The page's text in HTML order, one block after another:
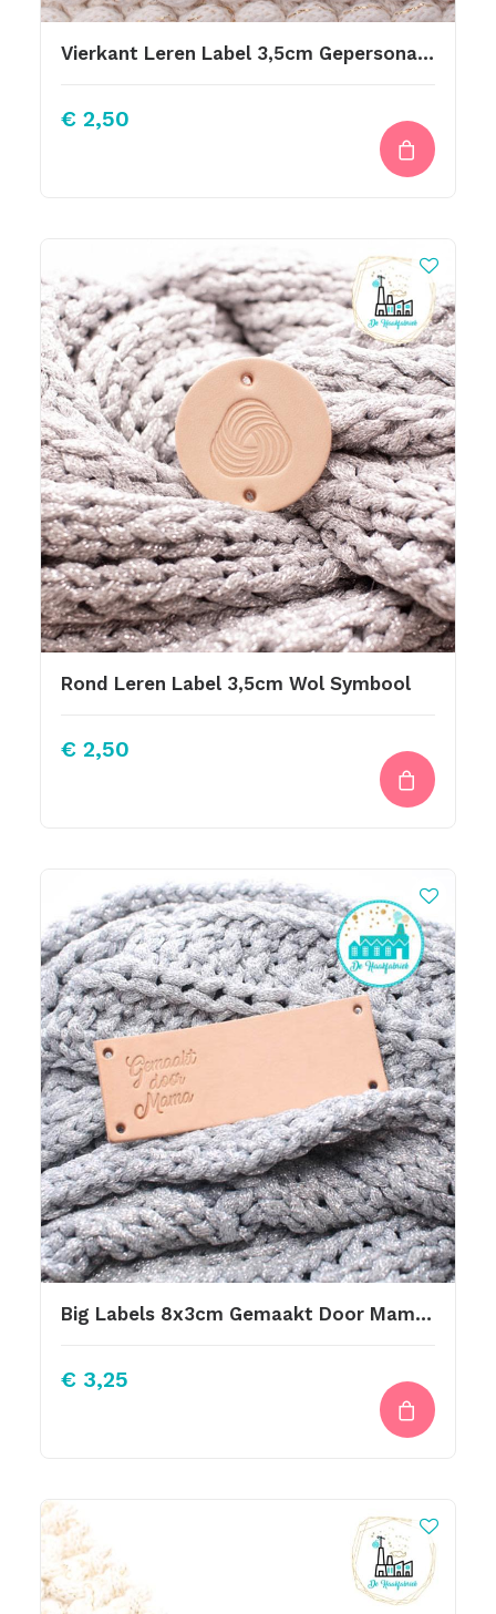
Vierkant Leren Label 3,5cm Gepersonaliseerd Met Laser
€ 2,50
Rond Leren Label 3,5cm Wol Symbool
€ 2,50
Big Labels 8x3cm Gemaakt Door Mama Overdwars
€ 3,25